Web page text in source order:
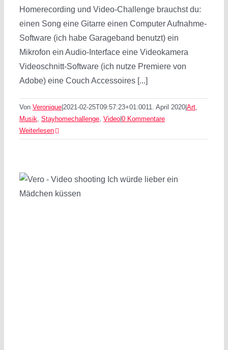
Homerecording und Video-Challenge brauchst du:
einen Song eine Gitarre einen Computer Aufnahme-
Software (ich habe Garageband benutzt) ein
Mikrofon ein Audio-Interface eine Videokamera
Videoschnitt-Software (ich nutze Premiere von
Adobe) eine Couch Accessoires [...]
Von Veronique 2021-02-25T09:57:23+01:0011. April 2020 Art,
Musik, Stayhomechallenge, Video 0 Kommentare
Weiterlesen